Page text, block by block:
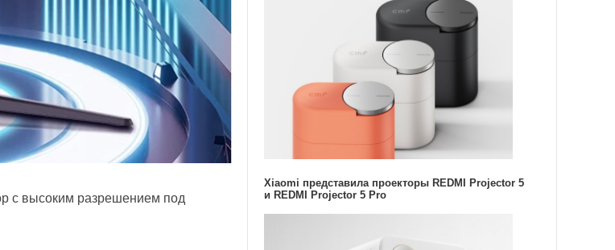
с высоким разрешением под
Xiaomi представила проекторы REDMI Projector 5
и REDMI Projector 5 Pro